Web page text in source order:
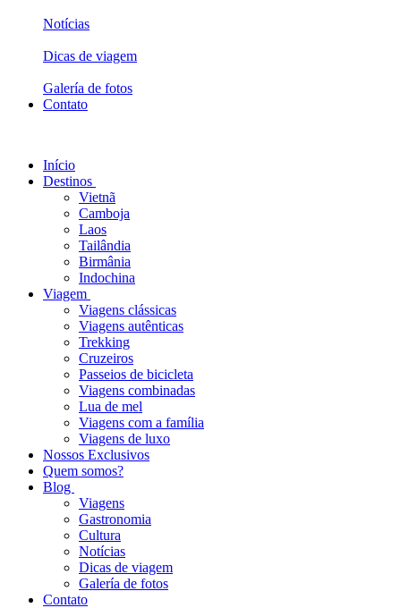
Notícias
Dicas de viagem
Galería de fotos
Contato
Início
Destinos
Vietnã
Camboja
Laos
Tailândia
Birmânia
Indochina
Viagem
Viagens clássicas
Viagens autênticas
Trekking
Cruzeiros
Passeios de bicicleta
Viagens combinadas
Lua de mel
Viagens com a família
Viagens de luxo
Nossos Exclusivos
Quem somos?
Blog
Viagens
Gastronomia
Cultura
Notícias
Dicas de viagem
Galería de fotos
Contato